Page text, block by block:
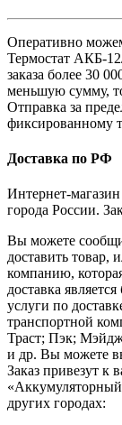
Оперативно
Термостат АКБ-
заказа более 30
меньшую сумму,
Отправка за
фиксированному
Доставка по РФ
Интернет-
города России.
Вы можете
доставить товар,
компанию,
доставка
услуги по
транспортной
Траст; Пэк;
и др. Вы можете
Заказ привезут к
других городах: